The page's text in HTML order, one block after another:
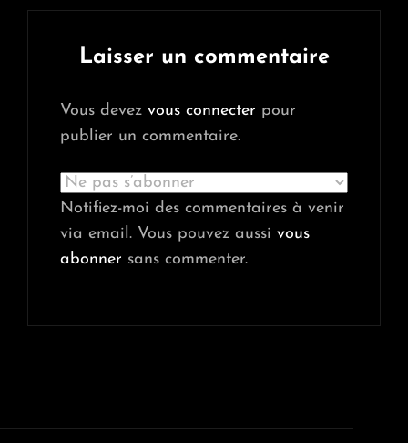
Laisser un commentaire
Vous devez vous connecter pour
publier un commentaire.
Notifiez-moi des commentaires à venir
via email. Vous pouvez aussi vous
abonner sans commenter.